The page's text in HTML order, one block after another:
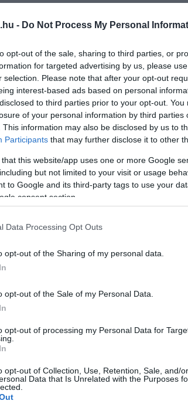
- Do Not Process My Personal
opt-out of the sale, sharing to third parties, or
for targeted advertising by us, please
selection. Please note that after your opt-out
interest-based ads based on personal
to third parties prior to your opt-out.
of your personal information by third parties
This information may also be disclosed by us to
Participants that may further disclose it to other
that this website/app uses one or more Google
but not limited to your visit or usage
to Google and its third-party tags to use your
consent section.
Data Processing Opt Outs
opt-out of the Sharing of my personal data.
opt-out of the Sale of my Personal Data.
opt-out of processing my Personal Data for
opt-out of Collection, Use, Retention, Sale, and/
Data that Is Unrelated with the Purposes
Nyílt napok
2025. április 14. (hétfő)
15.30-17.00
9. 2025. április 10. (csütörtök)
15.30-17.00
u. 1.
2025. április 8. (kedd)
15.30-17.00
u. 1- 2025. április 10. (csütörtök)
2025. április 9. (szerda)
15.30-17.00
9.00-12.00 és